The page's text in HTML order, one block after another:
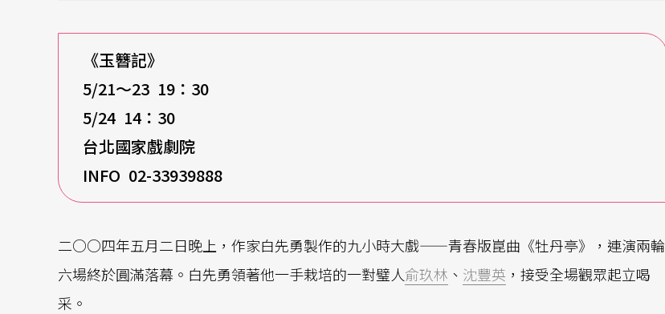
《玉簪記》
5/21～23 19：30
5/24 14 ：30
台北國家戲劇院
INFO 02-33939888
二○○四年五月二日晚上，作家白先勇製作的九小時大戲——青春版崑曲《牡丹亭》，連演兩輪
六場終於圓滿落幕。白先勇領著他一手栽培的一對璧人俞玖林 、 沈豐英 ，接受全場觀眾起立喝
采。